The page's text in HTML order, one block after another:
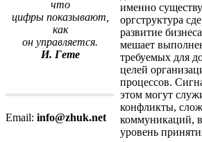
что
цифры показывают,
как
он управляется.
И. Гете
Email: info@zhuk.net
именно
оргструктура
развитие
мешает
требуемых для
целей
процессов.
этом могут
конфликты,
коммуникаций,
уровень